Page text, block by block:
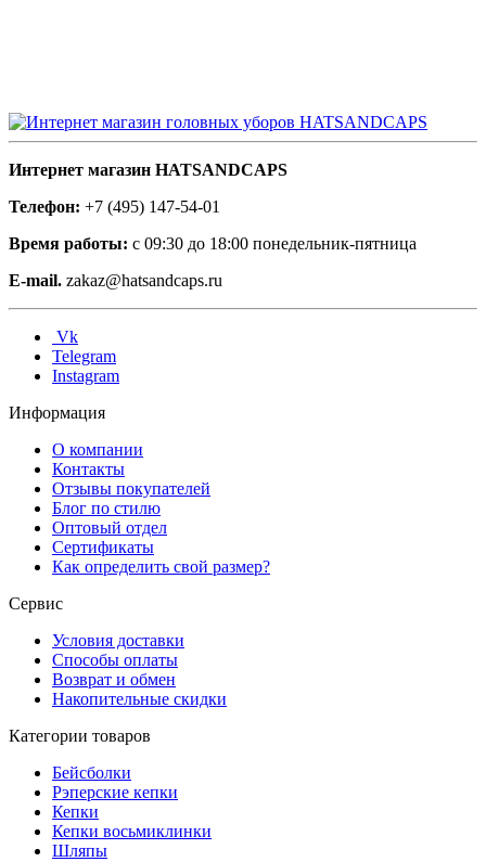
Интернет магазин HATSANDCAPS
Телефон: +7 (495) 147-54-01
Время работы: с 09:30 до 18:00 понедельник-пятница
E-mail. zakaz@hatsandcaps.ru
Vk
Telegram
Instagram
Информация
О компании
Контакты
Отзывы покупателей
Блог по стилю
Оптовый отдел
Сертификаты
Как определить свой размер?
Сервис
Условия доставки
Способы оплаты
Возврат и обмен
Накопительные скидки
Категории товаров
Бейсболки
Рэперские кепки
Кепки
Кепки восьмиклинки
Шляпы